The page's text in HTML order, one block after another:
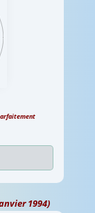
1994)